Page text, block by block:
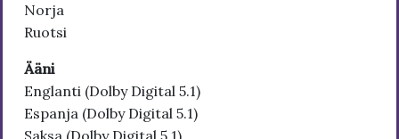
Norja
Ruotsi
Ääni
Englanti (Dolby Digital 5.1)
Espanja (Dolby Digital 5.1)